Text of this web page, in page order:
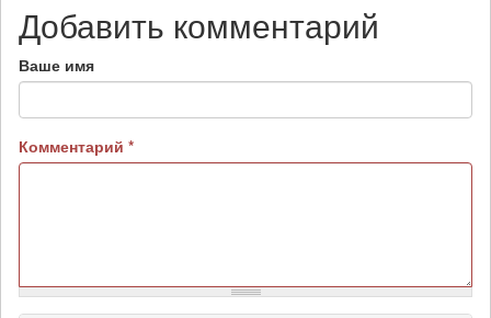
Добавить комментарий
Ваше имя
Комментарий *